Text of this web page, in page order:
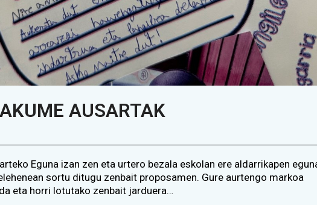
AUSARTAK
Eguna izan zen eta urtero bezala eskolan ere aldarrikapen
sortu ditugu zenbait proposamen. Gure aurtengo markoa
eta horri lotutako zenbait jarduera…